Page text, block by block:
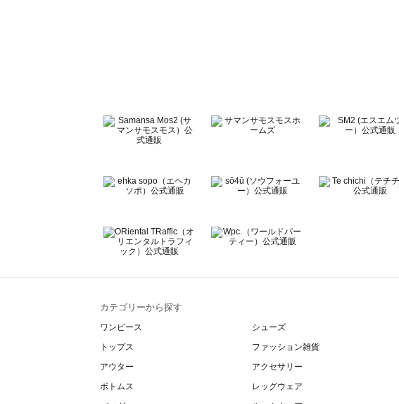
カテゴリーから探す
ワンピース
トップス
アウター
ボトムス
シューズ
ファッション雑貨
アクセサリー
レッグウェア